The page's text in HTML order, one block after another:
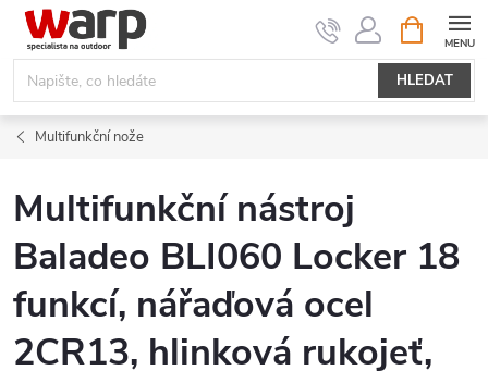
Přejít
obsah
HLEDAT
NÁKUPNÍ
KOŠÍK
Multifunkční nože
Multifunkční nástroj
Baladeo BLI060 Locker 18
funkcí, nářaďová ocel
2CR13, hlinková rukojeť,